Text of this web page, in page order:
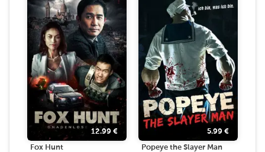
12.99 €
Fox Hunt
5.99 €
Popeye the Slayer Man